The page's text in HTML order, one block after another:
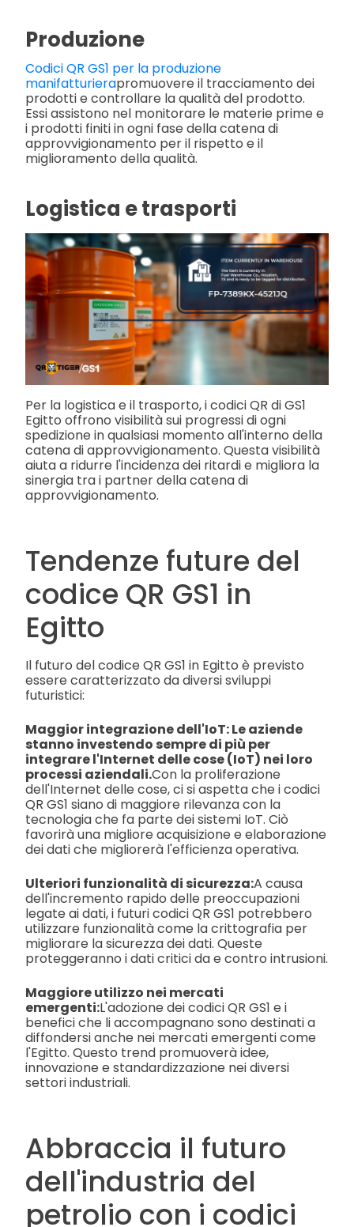
Produzione
Codici QR GS1 per la produzione
manifatturierapromuovere il tracciamento dei
prodotti e controllare la qualità del prodotto.
Essi assistono nel monitorare le materie prime e
i prodotti finiti in ogni fase della catena di
approvvigionamento per il rispetto e il
miglioramento della qualità.
Logistica e trasporti
Per la logistica e il trasporto, i codici QR di GS1
Egitto offrono visibilità sui progressi di ogni
spedizione in qualsiasi momento all'interno della
catena di approvvigionamento. Questa visibilità
aiuta a ridurre l'incidenza dei ritardi e migliora la
sinergia tra i partner della catena di
approvvigionamento.
Tendenze future del
codice QR GS1 in
Egitto
Il futuro del codice QR GS1 in Egitto è previsto
essere caratterizzato da diversi sviluppi
futuristici:
Maggior integrazione dell'IoT: Le aziende
stanno investendo sempre di più per
integrare l'Internet delle cose (IoT) nei loro
processi aziendali.Con la proliferazione
dell'Internet delle cose, ci si aspetta che i codici
QR GS1 siano di maggiore rilevanza con la
tecnologia che fa parte dei sistemi IoT. Ciò
favorirà una migliore acquisizione e elaborazione
dei dati che migliorerà l'efficienza operativa.
Ulteriori funzionalità di sicurezza:A causa
dell'incremento rapido delle preoccupazioni
legate ai dati, i futuri codici QR GS1 potrebbero
utilizzare funzionalità come la crittografia per
migliorare la sicurezza dei dati. Queste
proteggeranno i dati critici da e contro intrusioni.
Maggiore utilizzo nei mercati
emergenti:L'adozione dei codici QR GS1 e i
benefici che li accompagnano sono destinati a
diffondersi anche nei mercati emergenti come
l'Egitto. Questo trend promuoverà idee,
innovazione e standardizzazione nei diversi
settori industriali.
Abbraccia il futuro
dell'industria del
petrolio con i codici